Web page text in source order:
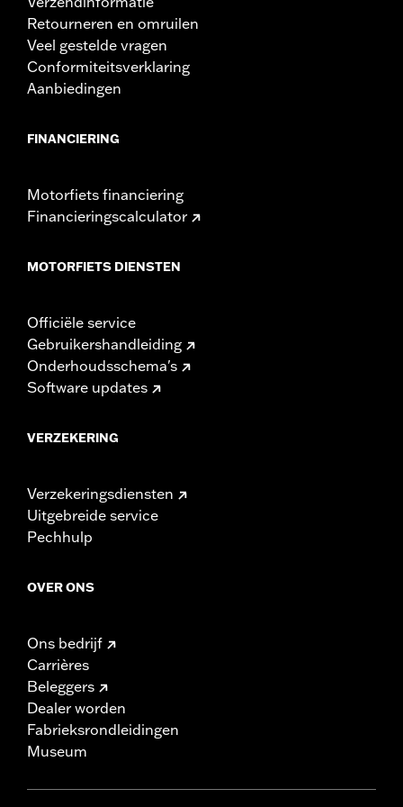
Retourneren en omruilen
Veel gestelde vragen
Conformiteitsverklaring
Aanbiedingen
FINANCIERING
Motorfiets financiering
Financieringscalculator
MOTORFIETS DIENSTEN
Officiële service
Gebruikershandleiding
Onderhoudsschema's
Software updates
VERZEKERING
Verzekeringsdiensten
Uitgebreide service
Pechhulp
OVER ONS
Ons bedrijf
Carrières
Beleggers
Dealer worden
Fabrieksrondleidingen
Museum